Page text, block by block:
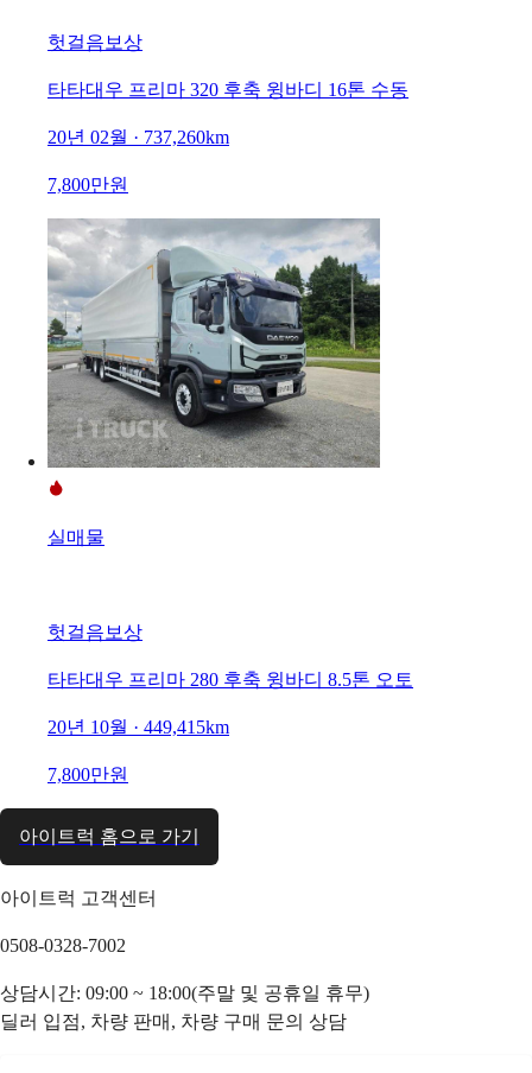
헛걸음보상
타타대우 프리마 320 후축 윙바디 16톤 수동
20년 02월 · 737,260km
7,800만원
실매물
헛걸음보상
타타대우 프리마 280 후축 윙바디 8.5톤 오토
20년 10월 · 449,415km
7,800만원
아이트럭 홈으로 가기
아이트럭 고객센터
0508-0328-7002
상담시간: 09:00 ~ 18:00(주말 및 공휴일 휴무)
딜러 입점, 차량 판매, 차량 구매 문의 상담